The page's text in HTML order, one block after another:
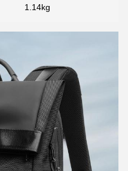
1.14kg